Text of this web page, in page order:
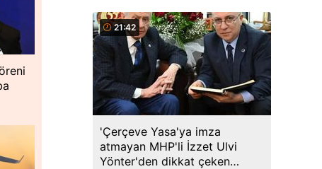
21:42
'Çerçeve Yasa'ya imza
atmayan MHP'li İzzet Ulvi
Yönter'den dikkat çeken